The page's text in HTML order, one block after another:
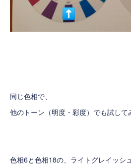
同じ色相で、
他のトーン（明度・彩度）でも試して
色相6と色相18の、ライトグレイッシ